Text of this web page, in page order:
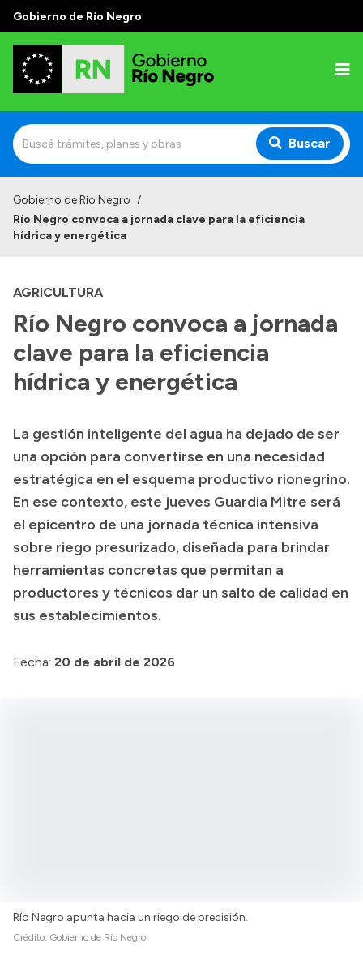
Gobierno de Río Negro
Buscar
Autoridades
Autoridades y Organismos
Discursos en la Legislatura
Casa de Gobierno
Acerca de Río Negro
Geografía
Invertí en Río Negro
Transparencia
Boletín Oficial
Consulta de expedientes
Gobierno de Río Negro /
Río Negro convoca a jornada clave para la eficiencia
hídrica y energética
AGRICULTURA
Río Negro convoca a jornada
clave para la eficiencia
hídrica y energética
La gestión inteligente del agua ha dejado de ser
una opción para convertirse en una necesidad
estratégica en el esquema productivo rionegrino.
En ese contexto, este jueves Guardia Mitre será
el epicentro de una jornada técnica intensiva
sobre riego presurizado, diseñada para brindar
herramientas concretas que permitan a
productores y técnicos dar un salto de calidad en
sus establecimientos.
Fecha: 20 de abril de 2026
Río Negro apunta hacia un riego de precisión.
Crédito: Gobierno de Río Negro